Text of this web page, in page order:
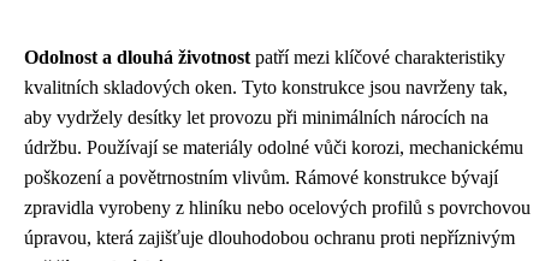
Odolnost a dlouhá životnost patří mezi klíčové charakteristiky
kvalitních skladových oken. Tyto konstrukce jsou navrženy tak,
aby vydržely desítky let provozu při minimálních nárocích na
údržbu. Používají se materiály odolné vůči korozi, mechanickému
poškození a povětrnostním vlivům. Rámové konstrukce bývají
zpravidla vyrobeny z hliníku nebo ocelových profilů s povrchovou
úpravou, která zajišťuje dlouhodobou ochranu proti nepříznivým